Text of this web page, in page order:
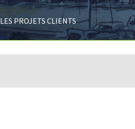
LES PROJETS CLIENTS